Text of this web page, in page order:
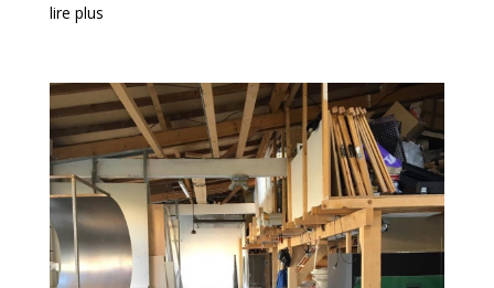
lire plus